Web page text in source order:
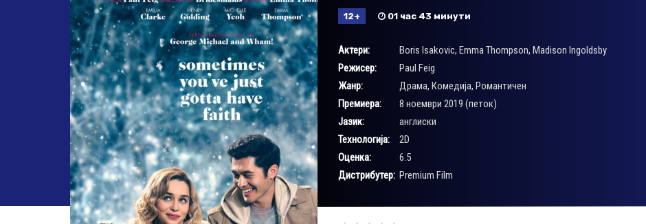
12+ 01 час 43 минути
Актери: Boris Isakovic, Emma Thompson, Madison Ingoldsby
Режисер:
Paul Feig
Жанр:
Драма, Комедија, Романтичен
Премиера:
8 ноември 2019 (петок)
Јазик:
англиски
Технологија:
2D
Оценка:
6.5
Дистрибутер: Premium Film